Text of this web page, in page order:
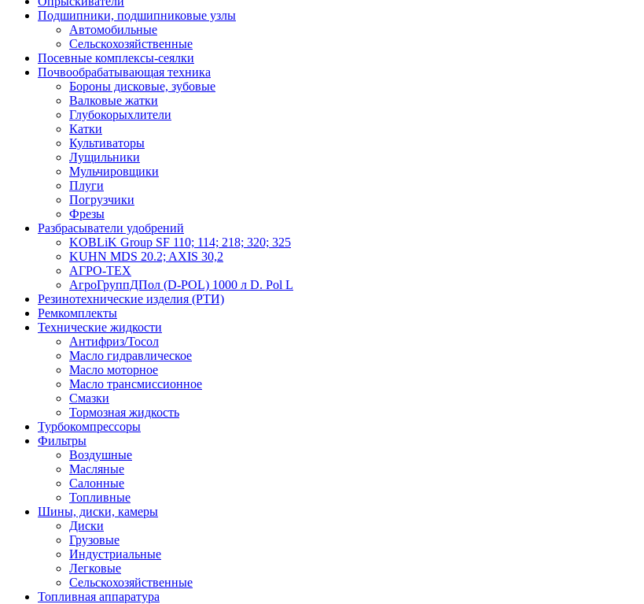
Подшипники, подшипниковые узлы
Автомобильные
Сельскохозяйственные
Посевные комплексы-сеялки
Почвообрабатывающая техника
Бороны дисковые, зубовые
Валковые жатки
Глубокорыхлители
Катки
Культиваторы
Лущильники
Мульчировщики
Плуги
Погрузчики
Фрезы
Разбрасыватели удобрений
KOBLiK Group SF 110; 114; 218; 320; 325
KUHN MDS 20.2; AXIS 30,2
АГРО-ТЕХ
АгроГруппДПол (D-POL) 1000 л D. Pol L
Резинотехнические изделия (РТИ)
Ремкомплекты
Технические жидкости
Антифриз/Тосол
Масло гидравлическое
Масло моторное
Масло трансмиссионное
Смазки
Тормозная жидкость
Турбокомпрессоры
Фильтры
Воздушные
Масляные
Салонные
Топливные
Шины, диски, камеры
Диски
Грузовые
Индустриальные
Легковые
Сельскохозяйственные
Топливная аппаратура